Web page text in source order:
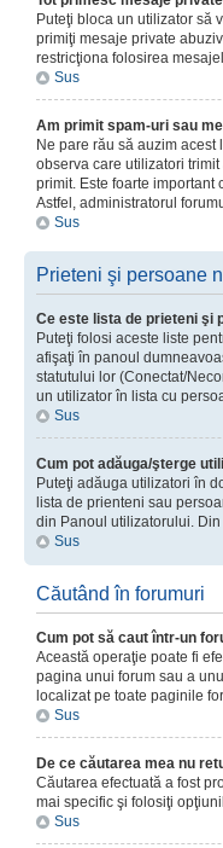
Puteţi bloca un utilizator să
primiţi mesaje private
restricţiona folosirea
Sus
Am primit spam-uri sau
Ne pare rău să auzim
observa care utilizatori
primit. Este foarte
Astfel, administratorul
Sus
Prieteni şi persoane
Ce este lista de prieteni şi
Puteţi folosi aceste liste
afişaţi în panoul
statutului lor (Conectat/
un utilizator în lista cu
Sus
Cum pot adăuga/şterge
Puteţi adăuga utilizatori în
lista de prienteni sau
din Panoul utilizatorului.
Sus
Căutând în forumuri
Cum pot să caut într-un
Această operaţie poate fi
pagina unui forum sau a
localizat pe toate paginile
Sus
De ce căutarea mea nu
Căutarea efectuată a fost
mai specific şi folosiţi
Sus